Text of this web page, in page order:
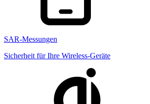
SAR-Messungen
Sicherheit für Ihre Wireless-Geräte